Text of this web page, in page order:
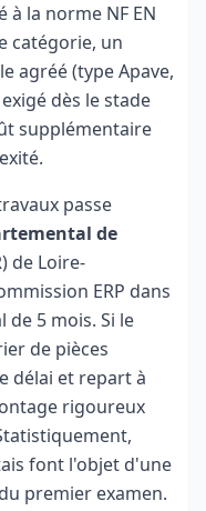
la norme NF EN
catégorie, un
agréé (type Apave,
dès le stade
supplémentaire
passe
de
de Loire-
ERP dans
5 mois. Si le
de pièces
délai et repart à
rigoureux
font l'objet d'une
premier examen.